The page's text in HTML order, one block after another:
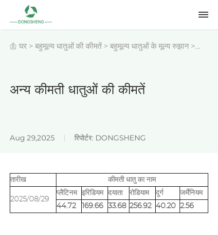
घर > बहुमूल्य धातुओं की कीमतें > बहुमूल्य धातुओं के मूल्य रुझान >
अन्य बहुमूल्य धातुओं की ऐतिहासिक कीमतें अन्य कीमती धातुओं की
अन्य कीमती धातुओं की कीमतें
Aug 29,2025 रिपोर्टर: DONGSHENG
तारीख कीमती धातु का नाम
2025/08/29
प्लैटिनम इरिडियम दयाता रोडियाम दुर्ग
जर्मेनियम
44.72
169.66 33.68 256.92 40.20 2.56